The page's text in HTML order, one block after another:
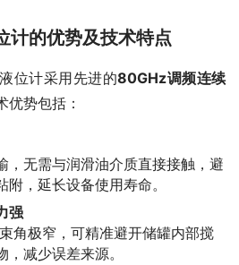
计的优势及技术特点
计采用先进的80GHz调频连续
优势包括：
，无需与润滑油介质直接接触，避
，延长设备使用寿命。
强
角极窄，可精准避开储罐内部搅
减少误差来源。